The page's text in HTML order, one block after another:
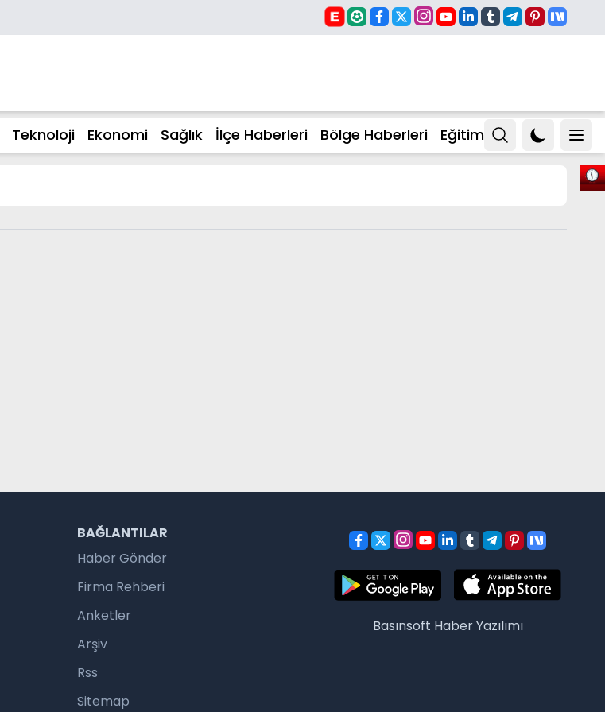
Teknoloji Ekonomi Sağlık İlçe Haberleri Bölge Haberleri Eğitim
BAĞLANTILAR
Haber Gönder
Firma Rehberi
Anketler
Arşiv
Rss
Sitemap
Basınsoft Haber Yazılımı